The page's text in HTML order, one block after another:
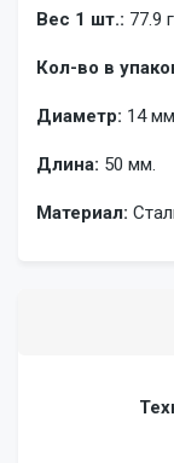
Вес 1 шт.: 77.9
Кол-во в
Диаметр: 14
Длина: 50 мм.
Материал: